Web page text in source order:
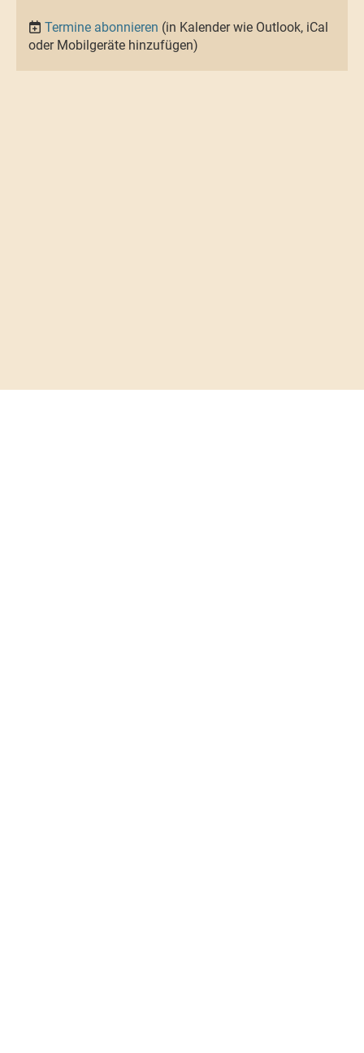
Termine abonnieren (in Kalender wie Outlook, iCal
oder Mobilgeräte hinzufügen)